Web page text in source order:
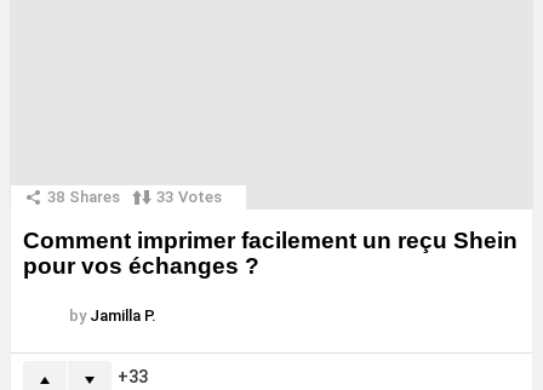
38 Shares 33 Votes
Comment imprimer facilement un reçu Shein
pour vos échanges ?
by Jamilla P.
33